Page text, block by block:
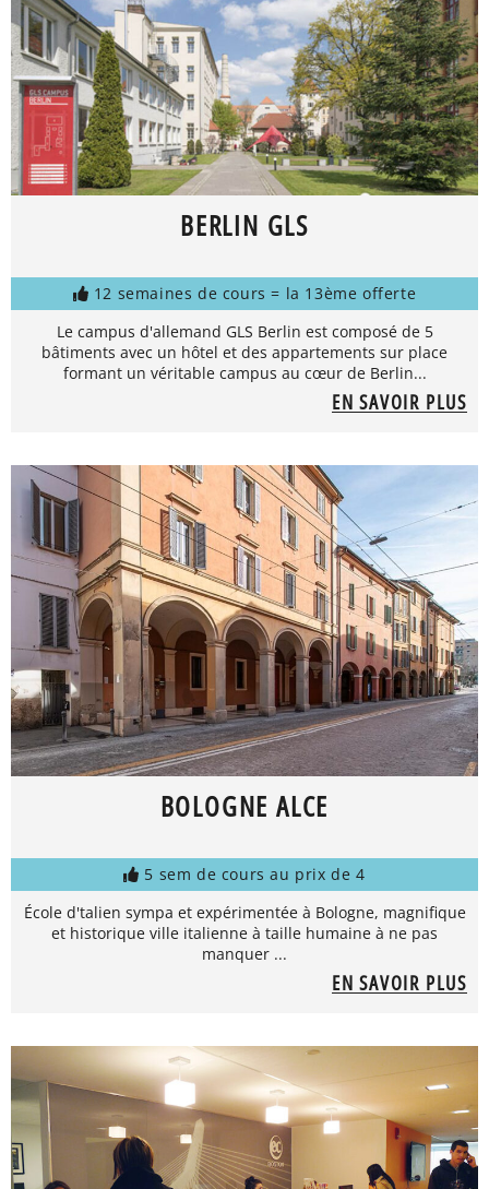
BERLIN GLS
12 semaines de cours = la 13ème offerte
Le campus d'allemand GLS Berlin est composé de 5
bâtiments avec un hôtel et des appartements sur place
formant un véritable campus au cœur de Berlin...
EN SAVOIR PLUS
BOLOGNE ALCE
5 sem de cours au prix de 4
École d'talien sympa et expérimentée à Bologne, magnifique
et historique ville italienne à taille humaine à ne pas
manquer ...
EN SAVOIR PLUS